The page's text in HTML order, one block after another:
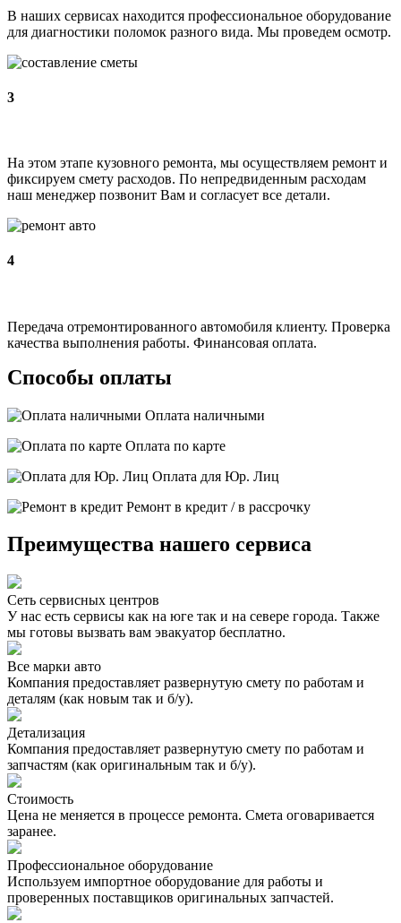
В наших сервисах находится профессиональное оборудование
для диагностики поломок разного вида. Мы проведем осмотр.
3
На этом этапе кузовного ремонта, мы осуществляем ремонт и
фиксируем смету расходов. По непредвиденным расходам
наш менеджер позвонит Вам и согласует все детали.
4
Передача отремонтированного автомобиля клиенту. Проверка
качества выполнения работы. Финансовая оплата.
Способы оплаты
Оплата наличными
Оплата по карте
Оплата для Юр. Лиц
Ремонт в кредит / в рассрочку
Преимущества нашего сервиса
Сеть сервисных центров
У нас есть сервисы как на юге так и на севере города. Также
мы готовы вызвать вам эвакуатор бесплатно.
Все марки авто
Компания предоставляет развернутую смету по работам и
деталям (как новым так и б/у).
Детализация
Компания предоставляет развернутую смету по работам и
запчастям (как оригинальным так и б/у).
Стоимость
Цена не меняется в процессе ремонта. Смета оговаривается
заранее.
Профессиональное оборудование
Используем импортное оборудование для работы и
проверенных поставщиков оригинальных запчастей.